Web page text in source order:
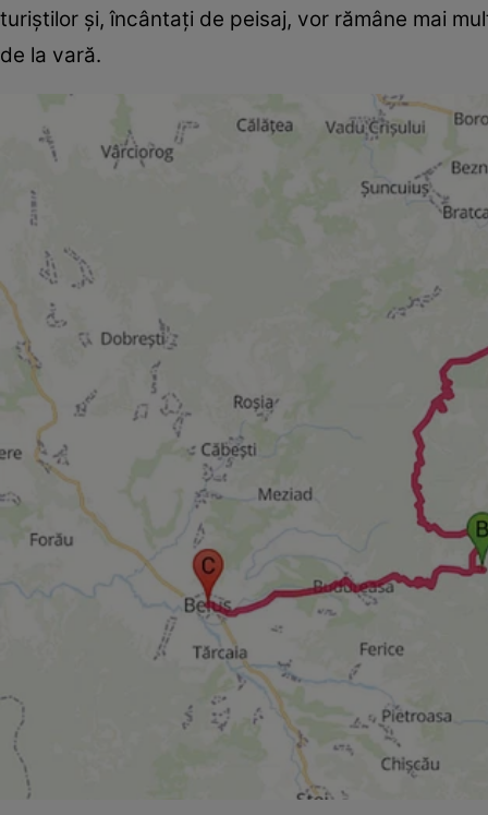
turiştilor şi, încântaţi de peisaj, vor rămâne mai
de la vară.